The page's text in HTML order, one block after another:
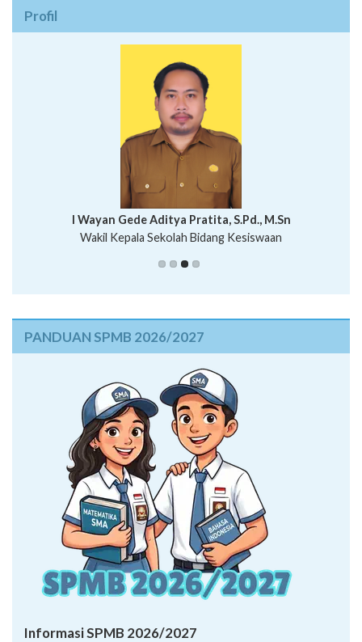
Profil
Putu Suhartana, S.Pd.
I Wayan Bawa Parmita, S.Pd
I Wayan Gede Aditya Pratita, S.Pd., M.Sn
Wakil Kepala Sekolah Bidang Kesiswaan
Ni Wayan Nopi Sutantri, S.Pd.
PANDUAN SPMB 2026/2027
Informasi SPMB 2026/2027